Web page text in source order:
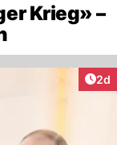
Krieg» –
2d